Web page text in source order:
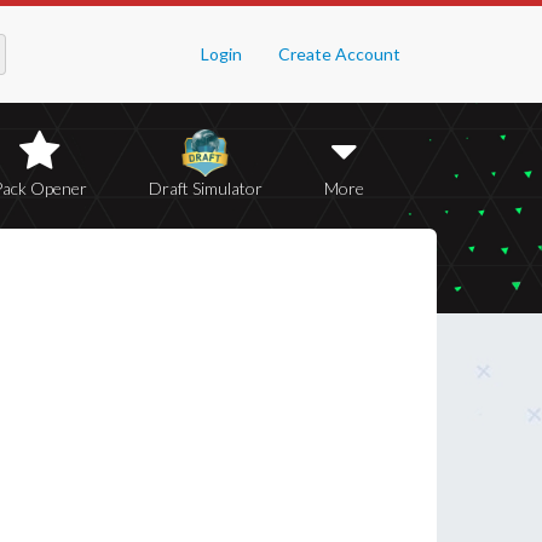
Login Create Account
Opener Draft Simulator More